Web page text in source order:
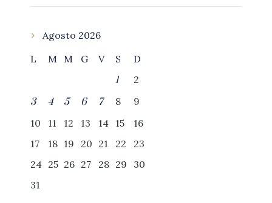
Agosto 2026
L
M M G V S
D
1
2
3
4 5 6 7 8
9
10
11 12 13 14 15
16
17
18 19 20 21 22
23
24 25 26 27 28 29
30
31